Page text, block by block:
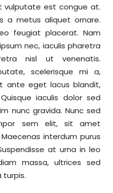
est congue at.
a metus aliquet ornare.
feugiat placerat. Nam
nec, iaculis pharetra
nisl ut venenatis.
scelerisque mi a,
ante eget lacus blandit,
iaculis dolor sed
nunc gravida. Nunc sed
sem elit, sit amet
interdum purus
at urna in leo
massa, ultrices sed
turpis.